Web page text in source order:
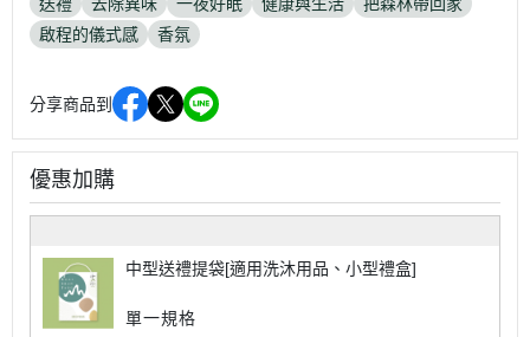
啟程的儀式感
香氛
分享商品到
優惠加購
中型送禮提袋[適用洗沐用品、小型禮盒]
單一規格